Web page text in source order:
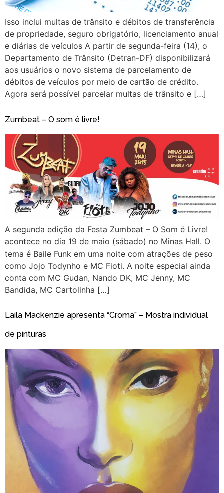
Isso inclui multas de trânsito e débitos de transferência
de propriedade, seguro obrigatório, licenciamento anual
e diárias de veículos A partir de segunda-feira (14), o
Departamento de Trânsito (Detran-DF) disponibilizará
aos usuários o novo sistema de parcelamento de
débitos de veículos por meio de cartão de crédito.
Agora será possível parcelar multas de trânsito e […]
Zumbeat – O som é livre!
A segunda edição da Festa Zumbeat – O Som é Livre!
acontece no dia 19 de maio (sábado) no Minas Hall. O
tema é Baile Funk em uma noite com atrações de peso
como Jojo Todynho e MC Fioti. A noite especial ainda
conta com MC Gudan, Nando DK, MC Jenny, MC
Bandida, MC Cartolinha […]
Laila Mackenzie apresenta “Croma” – Mostra individual
de pinturas